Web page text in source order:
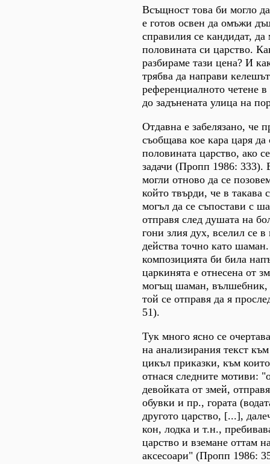
Всъщност това би могло
е готов освен да омъжи
справилия се кандидат, да
половината си царство.
разбираме тази цена? И
трябва да направи
референциалното четене в
до задънената улица на
Отдавна е забелязано, че
съобщава кое кара царя
половината царство, ако
задачи (Пропп 1986: 333).
могли отново да се
който твърди, че в такава
могъл да се съпостави с
отправя след душата на
гони злия дух, вселил се
действа точно като
композицията би била
царкинята е отнесена от
могъщ шаман, вълшебник,
той се отправя да я
51).
Тук много ясно се
на анализирания текст
цикъл приказки, към които
отнася следните мотиви:
девойката от змей,
обувки и пр., гората
другото царство, [...],
кон, лодка и т.н.,
царство и вземане оттам
аксесоари" (Пропп 1986: